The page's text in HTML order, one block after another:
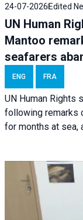
24-07-2026 Edited
UN Human
Mantoo
seafarers
ENG FRA
UN Human Rights
following remarks
for months at sea,